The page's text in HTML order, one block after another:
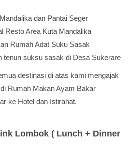
dan Pantai Seger
Resto Area Kuta Mandalika
Rumah Adat Suku Sasak
tenun suksu sasak di Desa Sukerare
destinasi di atas kami mengajak
Rumah Makan Ayam Bakar
ke Hotel dan Istirahat.
Lombok ( Lunch + Dinner